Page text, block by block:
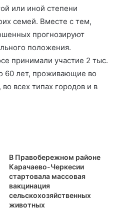
или иной степени
семей. Вместе с тем,
прогнозируют
положения.
принимали участие 2 тыс.
60 лет, проживающие во
всех типах городов и в
В Правобережном районе
Карачаево-Черкесии
стартовала массовая
вакцинация
сельскохозяйственных
животных